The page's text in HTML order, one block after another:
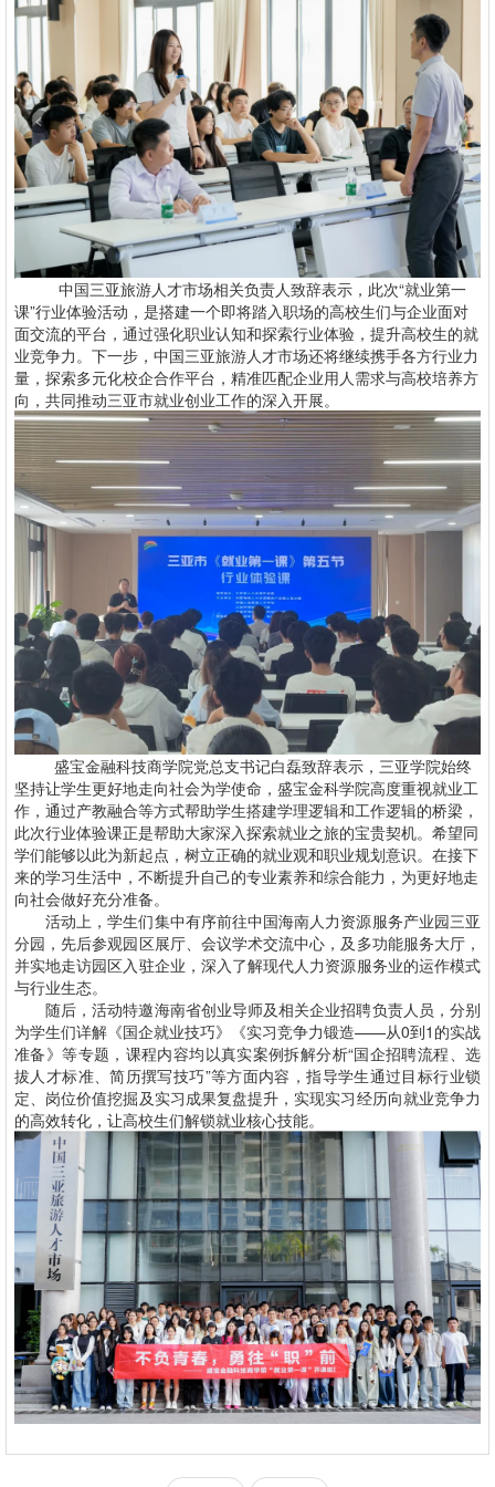
中国三亚旅游人才市场相关负责人致辞表示，此次“就业第一
课”行业体验活动，是搭建一个即将踏入职场的高校生们与企业面对
面交流的平台，通过强化职业认知和探索行业体验，提升高校生的就
业竞争力。下一步，中国三亚旅游人才市场还将继续携手各方行业力
量，探索多元化校企合作平台，精准匹配企业用人需求与高校培养方
向，共同推动三亚市就业创业工作的深入开展。
盛宝金融科技商学院党总支书记白磊致辞表示，三亚学院始终
坚持让学生更好地走向社会为学使命，盛宝金科学院高度重视就业工
作，通过产教融合等方式帮助学生搭建学理逻辑和工作逻辑的桥梁，
此次行业体验课正是帮助大家深入探索就业之旅的宝贵契机。希望同
学们能够以此为新起点，树立正确的就业观和职业规划意识。在接下
来的学习生活中，不断提升自己的专业素养和综合能力，为更好地走
向社会做好充分准备。
活动上，学生们集中有序前往中国海南人力资源服务产业园三亚
分园，先后参观园区展厅、会议学术交流中心，及多功能服务大厅，
并实地走访园区入驻企业，深入了解现代人力资源服务业的运作模式
与行业生态。
随后，活动特邀海南省创业导师及相关企业招聘负责人员，分别
为学生们详解《国企就业技巧》《实习竞争力锻造——从0到1的实战
准备》等专题，课程内容均以真实案例拆解分析“国企招聘流程、选
拔人才标准、简历撰写技巧”等方面内容，指导学生通过目标行业锁
定、岗位价值挖掘及实习成果复盘提升，实现实习经历向就业竞争力
的高效转化，让高校生们解锁就业核心技能。